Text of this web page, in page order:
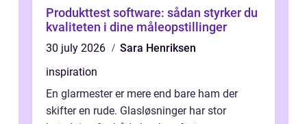
Produkttest software: sådan styrker du
kvaliteten i dine måleopstillinger
30 july 2026
Sara Henriksen
inspiration
En glarmester er mere end bare ham der
skifter en rude. Glasløsninger har stor